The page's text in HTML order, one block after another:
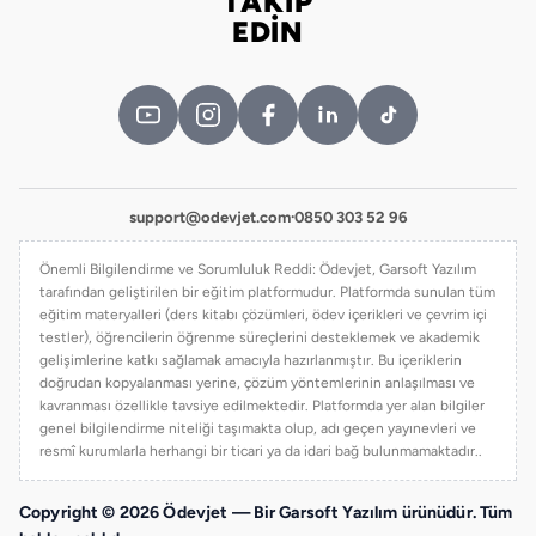
EDİN
support@odevjet.com·0850 303 52 96
Önemli Bilgilendirme ve Sorumluluk Reddi: Ödevjet, Garsoft Yazılım
tarafından geliştirilen bir eğitim platformudur. Platformda sunulan tüm
eğitim materyalleri (ders kitabı çözümleri, ödev içerikleri ve çevrim içi
testler), öğrencilerin öğrenme süreçlerini desteklemek ve akademik
gelişimlerine katkı sağlamak amacıyla hazırlanmıştır. Bu içeriklerin
doğrudan kopyalanması yerine, çözüm yöntemlerinin anlaşılması ve
kavranması özellikle tavsiye edilmektedir. Platformda yer alan bilgiler
genel bilgilendirme niteliği taşımakta olup, adı geçen yayınevleri ve
resmî kurumlarla herhangi bir ticari ya da idari bağ bulunmamaktadır..
Copyright © 2026 Ödevjet — Bir Garsoft Yazılım ürünüdür. Tüm